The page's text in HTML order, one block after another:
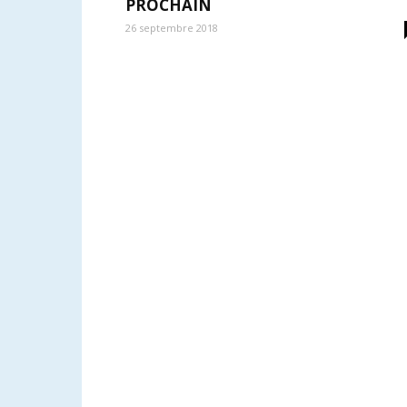
PROCHAIN
26 septembre 2018